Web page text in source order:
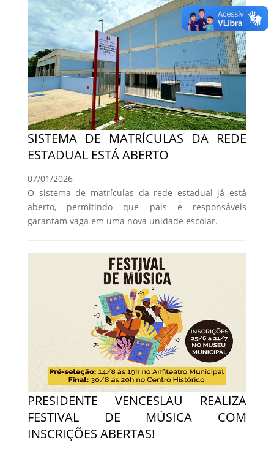
SISTEMA DE MATRÍCULAS DA REDE
ESTADUAL ESTÁ ABERTO
07/01/2026
O sistema de matrículas da rede estadual já está
aberto, permitindo que pais e responsáveis
garantam vaga em uma nova unidade escolar.
PRESIDENTE VENCESLAU REALIZA
FESTIVAL DE MÚSICA COM
INSCRIÇÕES ABERTAS!